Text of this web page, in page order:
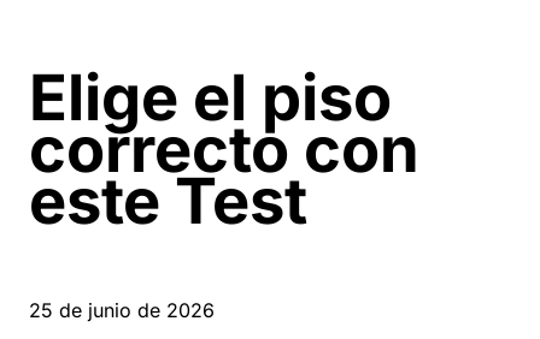
Elige el piso
correcto con
este Test
25 de junio de 2026